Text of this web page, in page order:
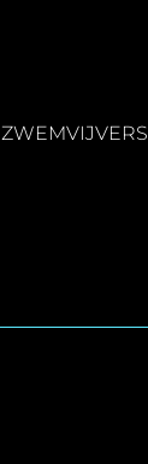
ZWEMVIJVERS